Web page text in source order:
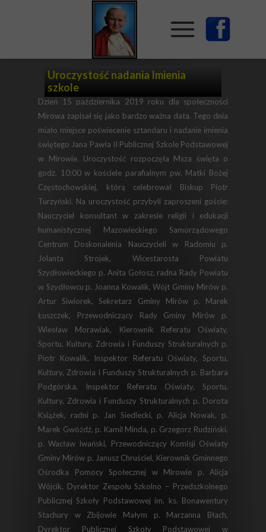
Uroczystość nadania Imienia
szkole
Dzień 15 października 2019 roku dla społeczności
Mirowa zapisał się jako bardzo ważna data. Tego dnia
miało miejsce poświecenie sztandaru i nadanie imienia
świętego Jana Pawła II Publicznej Szkole Podstawowej
w Mirowie. Uroczystość rozpoczęła Msza święta o
godz. 10:00 w kościele parafialnym pw. Matki Bożej
Częstochowskiej, którą celebrował Biskup Piotr
Turzyński. Na uroczystość przybyli zaproszeni goście:
Nauczyciel konsultant w zakresie religii i edukacji
humanistycznej Mazowieckiego Samorządowego
Centrum Doskonalenia Nauczycieli w Radomiu p.
Jolanta Strojek, Wicestarosta Powiatu
Szydłowieckiego p. Anita Gołosz, radna Rady Powiatu
w Szydłowcu p. Joanna Kowalik, Wójt Gminy Mirów p.
Artur Siwiorek, Sekretarz Gminy Mirów p. Marek
Łuszczek, Przewodniczący Rady Gminy Mirów p.
Wiesław Morawiak, Kierownik Referatu Oświaty,
Sportu, Kultury, Zdrowia i Funduszy Strukturalnych p.
Piotr Kowalik, Inspektor Referatu Oświaty, Sportu,
Kultury, Zdrowia i Funduszy Strukturalnych p. Barbara
Podgórska, Inspektor Referatu Oświaty, Sportu,
Kultury, Zdrowia i Funduszy Strukturalnych p. Dorota
Książek, radni p. Jan Siedlecki, p. Alicja Nowak, p.
Marek Gwóźdź, p. Kamil Minda, p. Grzegorz Rudziński,
p. Wacław Iwański, Przewodniczący Komisji Oświaty
Gminy Mirów p. Janusz Chruściel, Kierownik Gminnego
Ośrodka Pomocy Społecznej w Mirowie p. Alicja
Wójcik, Dyrektor Zespołu Szkolno – Przedszkolnego
Publicznej Szkoły Podstawowej im. ks. Bonawentury
Stachury w Zbijowie Małym p. Marzanna Błach,
Dyrektor Publicznej Szkoły Podstawowej w